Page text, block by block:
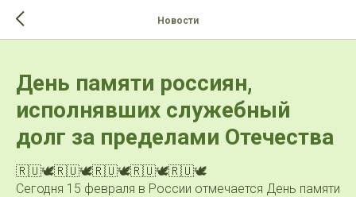
Новости
День памяти россиян,
исполнявших служебный
долг за пределами Отечества
🇷🇺🕊🇷🇺🕊🇷🇺🕊🇷🇺🕊🇷🇺🕊
Сегодня 15 февраля в России отмечается День памяти